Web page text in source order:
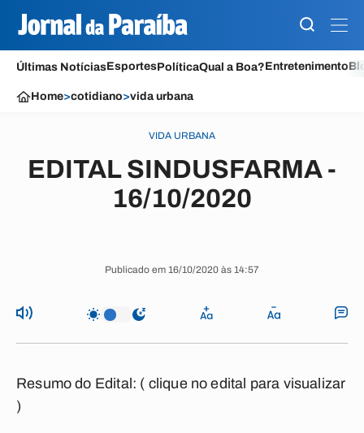
Últimas NotíciasEsportesPolíticaQual a Boa?Entretenimento
Home>cotidiano>vida urbana
VIDA URBANA
EDITAL SINDUSFARMA -
16/10/2020
Publicado em 16/10/2020 às 14:57
Resumo do Edital: ( clique no edital para visualizar
)